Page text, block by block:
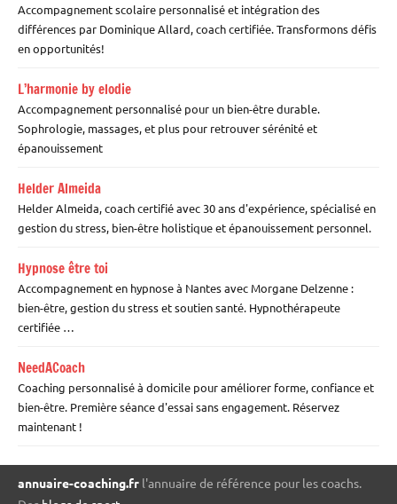
Accompagnement scolaire personnalisé et intégration des
différences par Dominique Allard, coach certifiée. Transformons défis
en opportunités!
L’harmonie by elodie
Accompagnement personnalisé pour un bien-être durable.
Sophrologie, massages, et plus pour retrouver sérénité et
épanouissement
Helder Almeida
Helder Almeida, coach certifié avec 30 ans d'expérience, spécialisé en
gestion du stress, bien-être holistique et épanouissement personnel.
Hypnose être toi
Accompagnement en hypnose à Nantes avec Morgane Delzenne :
bien-être, gestion du stress et soutien santé. Hypnothérapeute
certifiée …
NeedACoach
Coaching personnalisé à domicile pour améliorer forme, confiance et
bien-être. Première séance d'essai sans engagement. Réservez
maintenant !
annuaire-coaching.fr l'annuaire de référence pour les coachs.